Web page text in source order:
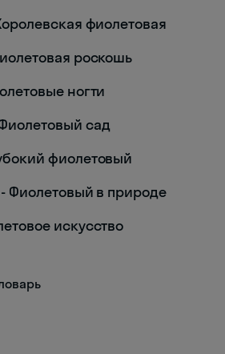
фиолетовая
роскошь
ногти
сад
фиолетовый
Фиолетовый в природе
искусство